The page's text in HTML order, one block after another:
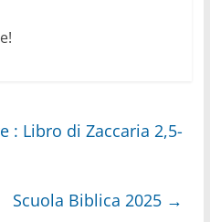
: Libro di Zaccaria 2,5-
Scuola Biblica 2025 →